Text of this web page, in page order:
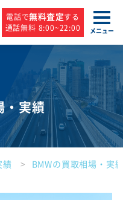
電話で無料査定する
通話無料 8:00~22:00
メニュー
・実績
績 BMWの買取相場・実